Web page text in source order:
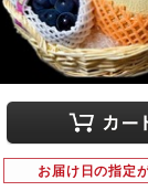
お届け日の指定